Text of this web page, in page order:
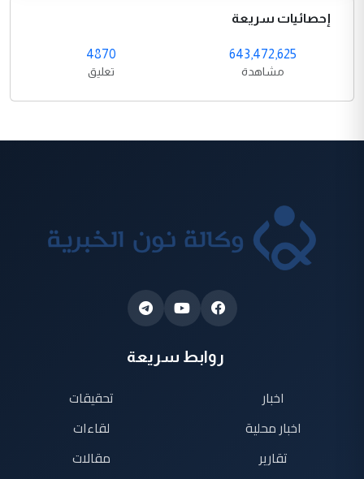
إحصائيات سريعة
643,472,625
مشاهدة
4870
تعليق
روابط سريعة
اخبار
اخبار محلية
تقارير
تحقيقات
لقاءات
مقالات